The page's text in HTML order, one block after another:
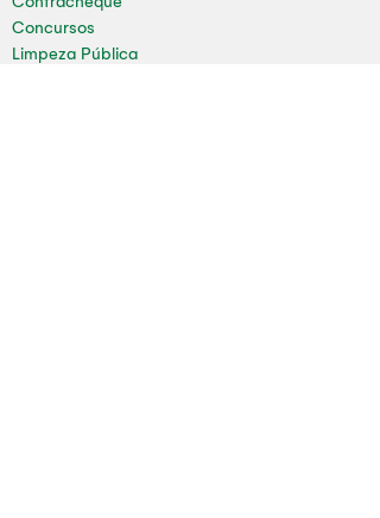
Concursos
Limpeza Pública